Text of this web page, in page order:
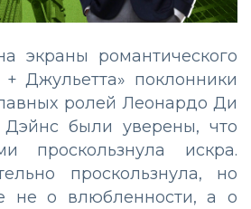
экраны романтического
Джульетта» поклонники
ролей Леонардо Ди
были уверены, что
проскользнула искра.
проскользнула, но
не о влюбленности, а о